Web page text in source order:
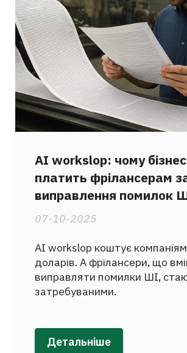
AI workslop: чому бізнес
платить фрілансерам
виправлення помилок
07-10-2025
AI workslop коштує компаніям
доларів. А фрілансери, що
виправляти помилки ШІ,
затребуваними.
Детальніше